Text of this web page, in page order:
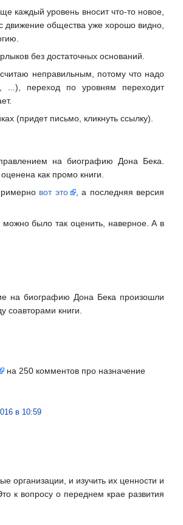
каждый уровень вносит что-то новое,
движение общества уже хорошо видно,
без достаточных оснований.
неправильным, потому что надо
...), переход по уровням переходит
(придет письмо, кликнуть ссылку).
на биографию Дона Бека.
как промо книги.
вот это
, а последняя версия
можно было так оценить, наверное. А в
на биографию Дона Бека произошли
соавторами книги.
на 250 комментов про назначение
в 10:59
организации, и изучить их ценности и
к вопросу о переднем крае развития